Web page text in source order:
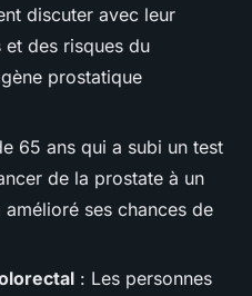
discuter avec leur
et des risques du
prostatique
65 ans qui a subi un test
de la prostate à un
ses chances de
: Les personnes